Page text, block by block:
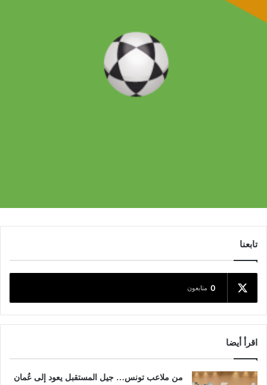
تابعنا
0 متابعون
اقرأ أيضا
من ملاعب تونس… جيل المستقبل يعود إلى عُمان